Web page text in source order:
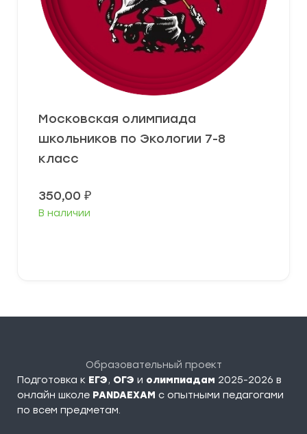
Московская олимпиада
школьников по Экологии 7-8
класс
350,00 ₽
В наличии
Образовательный проект
Подготовка к ЕГЭ, ОГЭ и олимпиадам 2025-2026 в
онлайн школе PANDAEXAM c опытными педагогами
по всем предметам.